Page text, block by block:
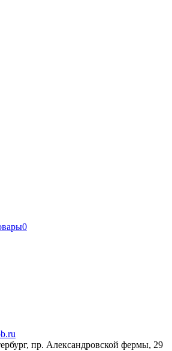
0
пр. Александровской фермы, 29